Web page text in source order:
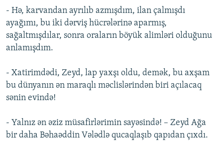
- Hə, karvandan ayrılıb azmışdım, ilan çalmışdı
ayağımı, bu iki dərviş hücrələrinə aparmış,
sağaltmışdılar, sonra oraların böyük alimləri olduğunu
anlamışdım.
- Xatirimdədi, Zeyd, lap yaxşı oldu, demək, bu axşam
bu dünyanın ən maraqlı məclislərindən biri açılacaq
sənin evində!
- Yalnız ən əziz müsafirlərimin sayəsində! – Zeyd Ağa
bir daha Bəhaəddin Vələdlə qucaqlaşıb qapıdan çıxdı.